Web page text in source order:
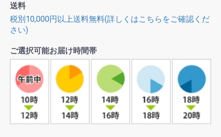
送料
税別10,000円以上送料無料(詳しくはこちらをご確認くだ
さい)
ご選択可能お届け時間帯